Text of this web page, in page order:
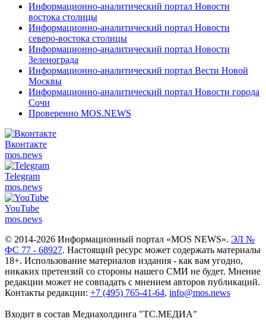
Информационно-аналитический портал Новости
востока столицы
Информационно-аналитический портал Новости
северо-востока столицы
Информационно-аналитический портал Новости
Зеленограда
Информационно-аналитический портал Вести Новой
Москвы
Информационно-аналитический портал Новости города
Сочи
Проверенно MOS.NEWS
Вконтакте
mos.news
Telegram
mos.news
YouTube
mos.news
© 2014-2026 Информационный портал «MOS NEWS». ЭЛ №
ФС 77 - 68927. Настоящий ресурс может содержать материалы
18+. Использование материалов издания - как вам угодно,
никаких претензий со стороны нашего СМИ не будет. Мнение
редакции может не совпадать с мнением авторов публикаций.
Контакты редакции: +7 (495) 765-41-64, info@mos.news
Входит в состав Медиахолдинга "ТС.МЕДИА"